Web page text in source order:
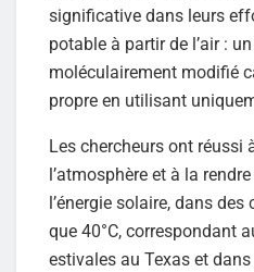
significative dans leurs
potable à partir de l’air :
moléculairement modifié
propre en utilisant
Les chercheurs ont réussi
l’atmosphère et à la
l’énergie solaire, dans
que 40°C, correspondant
estivales au Texas et dans